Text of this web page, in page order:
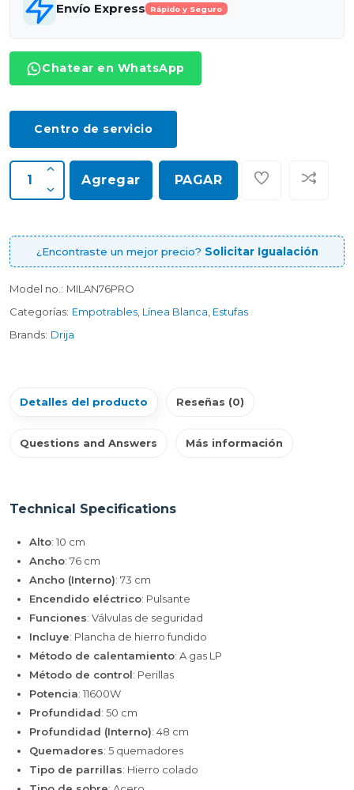
Envío Express Rápido y Seguro
Chatear en WhatsApp
Centro de servicio
Agregar PAGAR
¿Encontraste un mejor precio? Solicitar Igualación
Model no.: MILAN76PRO
Categorías: Empotrables Línea Blanca Estufas
Brands: Drija
Detalles del producto Reseñas (0)
Questions and Answers Más información
Technical Specifications
Alto: 10 cm
Ancho: 76 cm
Ancho (Interno): 73 cm
Encendido eléctrico: Pulsante
Funciones: Válvulas de seguridad
Incluye: Plancha de hierro fundido
Método de calentamiento: A gas LP
Método de control: Perillas
Potencia: 11600W
Profundidad: 50 cm
Profundidad (Interno): 48 cm
Quemadores: 5 quemadores
Tipo de parrillas: Hierro colado